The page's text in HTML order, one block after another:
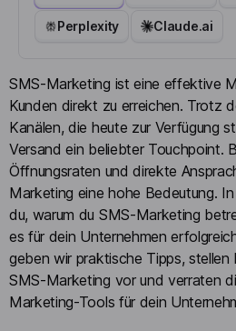
Perplexity Claude.ai
SMS-Marketing ist eine effektive
Kunden direkt zu erreichen. Trotz
Kanälen, die heute zur Verfügung
Versand ein beliebter Touchpoint.
Öffnungsraten und direkte
Marketing eine hohe Bedeutung.
du, warum du SMS-Marketing
es für dein Unternehmen
geben wir praktische Tipps,
SMS-Marketing vor und verraten
Marketing-Tools für dein